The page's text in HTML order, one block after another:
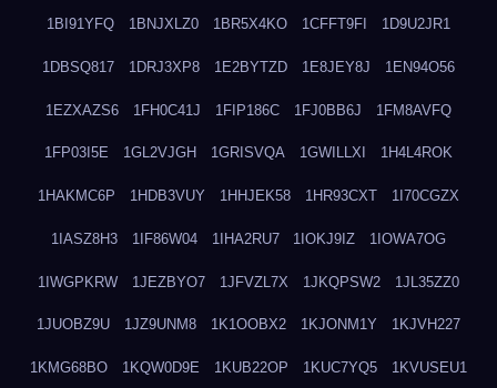
1BI91YFQ 1BNJXLZ0 1BR5X4KO 1CFFT9FI 1D9U2JR1
1DBSQ817 1DRJ3XP8 1E2BYTZD 1E8JEY8J 1EN94O56
1EZXAZS6 1FH0C41J 1FIP186C 1FJ0BB6J 1FM8AVFQ
1FP03I5E 1GL2VJGH 1GRISVQA 1GWILLXI 1H4L4ROK
1HAKMC6P 1HDB3VUY 1HHJEK58 1HR93CXT 1I70CGZX
1IASZ8H3 1IF86W04 1IHA2RU7 1IOKJ9IZ 1IOWA7OG
1IWGPKRW 1JEZBYO7 1JFVZL7X 1JKQPSW2 1JL35ZZ0
1JUOBZ9U 1JZ9UNM8 1K1OOBX2 1KJONM1Y 1KJVH227
1KMG68BO 1KQW0D9E 1KUB22OP 1KUC7YQ5 1KVUSEU1